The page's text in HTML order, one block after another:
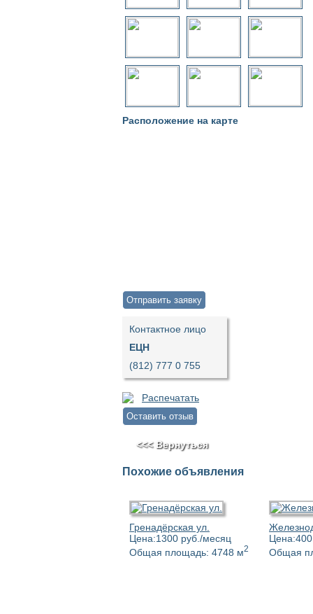
Расположение на карте
Отправить заявку
Контактное лицо
ЕЦН
(812) 777 0 755
Распечатать
Оставить отзыв
<<< Вернуться
Похожие объявления
Гренадёрская ул.
Цена:1300 руб./месяц
Общая площадь: 4748 м2
Общая